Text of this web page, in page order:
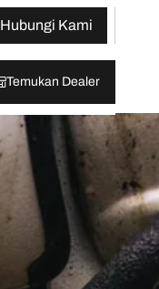
Hubungi Kami
Temukan Dealer